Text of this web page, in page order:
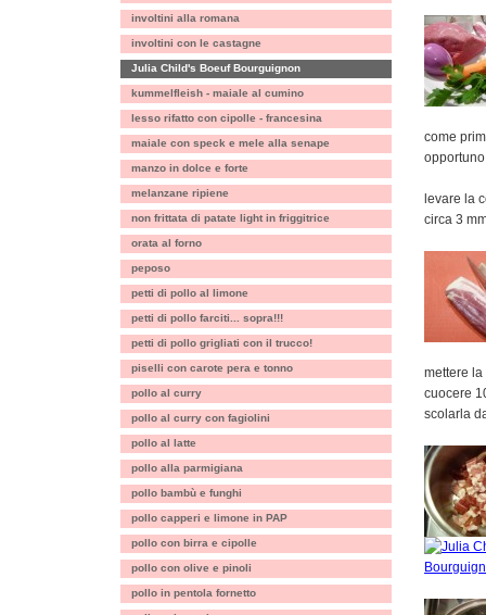
involtini alla romana
involtini con le castagne
Julia Child's Boeuf Bourguignon
kummelfleish - maiale al cumino
lesso rifatto con cipolle - francesina
maiale con speck e mele alla senape
manzo in dolce e forte
melanzane ripiene
non frittata di patate light in friggitrice
orata al forno
peposo
petti di pollo al limone
petti di pollo farciti... sopra!!!
petti di pollo grigliati con il trucco!
piselli con carote pera e tonno
pollo al curry
pollo al curry con fagiolini
pollo al latte
pollo alla parmigiana
pollo bambù e funghi
pollo capperi e limone in PAP
pollo con birra e cipolle
pollo con olive e pinoli
pollo in pentola fornetto
come
levare la
circa 3
mettere
cuocere
scolarla